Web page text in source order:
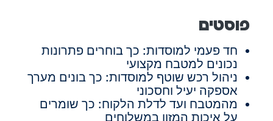
פוסטים
חד פעמי למוסדות: כך בוחרים פתרונות
נכונים למטבח מקצועי
ניהול רכש שוטף למוסדות: כך בונים מערך
אספקה יעיל וחסכוני
מהמטבח ועד לדלת הלקוח: כך שומרים
על איכות המזון במשלוחים